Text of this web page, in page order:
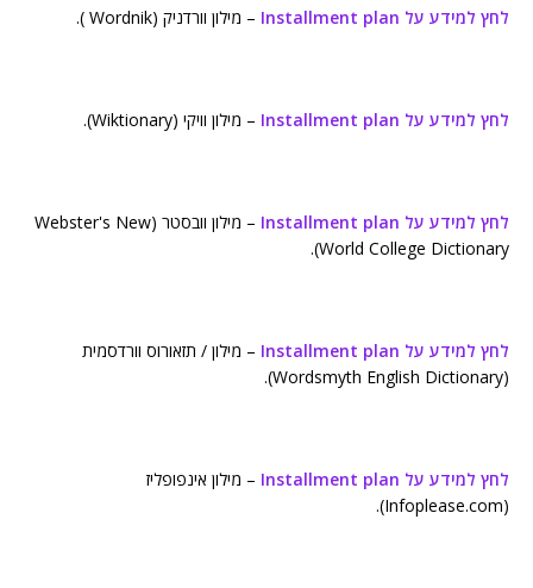
לחץ למידע על Installment plan – מילון וורדניק (Wordnik ).
לחץ למידע על Installment plan – מילון וויקי (Wiktionary).
לחץ למידע על Installment plan
– מילון וובסטר (Webster's New
World College Dictionary).
לחץ למידע על Installment plan
– מילון / תזאורוס וורדסמית
(Wordsmyth English Dictionary).
לחץ למידע על Installment plan
– מילון אינפופליז
(Infoplease.com).